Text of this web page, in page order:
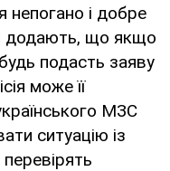
непогано і добре
додають, що якщо
подасть заяву
може її
МЗС
ситуацію із